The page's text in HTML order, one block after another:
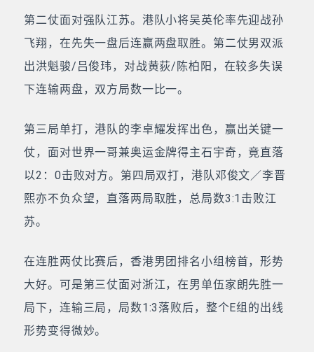
第二仗面对强队江苏。港队小将吴英伦率先迎战孙
飞翔，在先失一盘后连赢两盘取胜。第二仗男双派
出洪魁骏/吕俊玮，对战黄荻/陈柏阳，在较多失误
下连输两盘，双方局数一比一。
第三局单打，港队的李卓耀发挥出色，赢出关键一
仗，面对世界一哥兼奥运金牌得主石宇奇，竟直落
以2：0击败对方。第四局双打，港队邓俊文／李晋
熙亦不负众望，直落两局取胜，总局数3:1击败江
苏。
在连胜两仗比赛后，香港男团排名小组榜首，形势
大好。可是第三仗面对浙江，在男单伍家朗先胜一
局下，连输三局，局数1:3落败后，整个E组的出线
形势变得微妙。